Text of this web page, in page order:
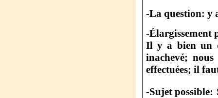
-La question: y
-Élargissement
Il y a bien un
inachevé;
effectuées; il
-Sujet possible: